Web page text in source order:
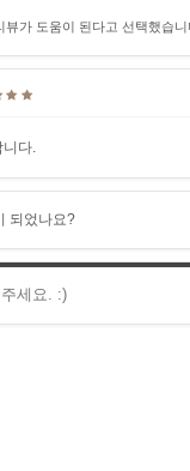
뷰가 도움이 된다고 선택했습니
니다.
되었나요?